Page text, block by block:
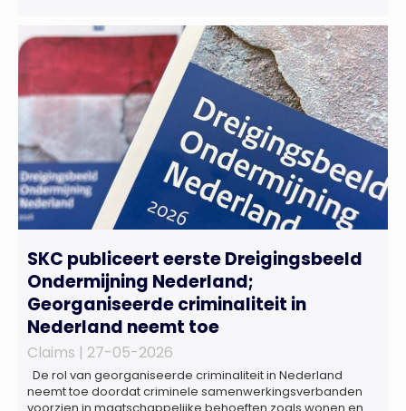
gespecialiseerd in nationale en internationale wet- en
regelgeving relevant voor de life sciences sector en de […]
SKC publiceert eerste Dreigingsbeeld
Ondermijning Nederland;
Georganiseerde criminaliteit in
Nederland neemt toe
Claims | 27-05-2026
De rol van georganiseerde criminaliteit in Nederland
neemt toe doordat criminele samenwerkingsverbanden